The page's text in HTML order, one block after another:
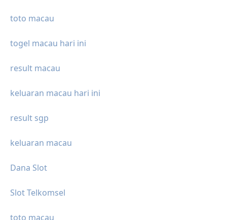
toto macau
togel macau hari ini
result macau
keluaran macau hari ini
result sgp
keluaran macau
Dana Slot
Slot Telkomsel
toto macau